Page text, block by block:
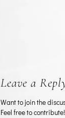
Leave a
Want to join the
Feel free to contribute!